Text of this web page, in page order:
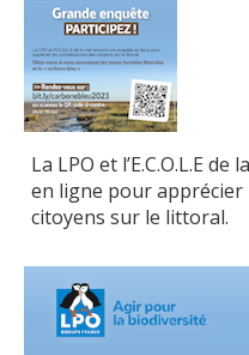
Données
Emplois/Stages/
Science pour tou·te·s
Actualités
La LPO et l’E.C.O.L.E
en ligne pour apprécier
citoyens sur le littoral.